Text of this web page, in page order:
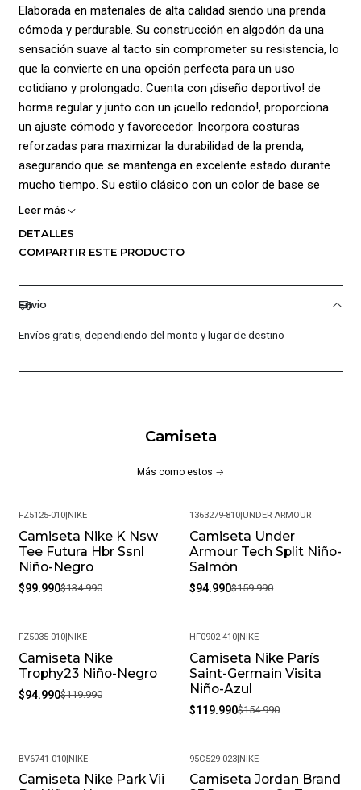
Elaborada en materiales de alta calidad siendo una prenda
cómoda y perdurable. Su construcción en algodón da una
sensación suave al tacto sin comprometer su resistencia, lo
que la convierte en una opción perfecta para un uso
cotidiano y prolongado. Cuenta con ¡diseño deportivo! de
horma regular y junto con un ¡cuello redondo!, proporciona
un ajuste cómodo y favorecedor. Incorpora costuras
reforzadas para maximizar la durabilidad de la prenda,
asegurando que se mantenga en excelente estado durante
mucho tiempo. Su estilo clásico con un color de base se
realza aún más con el logo y gráficos de la marca
Leer más
DETALLES
COMPARTIR ESTE PRODUCTO
Envio
Envíos gratis, dependiendo del monto y lugar de destino
Camiseta
Más como estos
-26%
FZ5125-010|NIKE
Camiseta Nike K Nsw
Tee Futura Hbr Ssnl
Niño-Negro
$99.990$134.990
-41%
1363279-810|UNDER ARMOUR
Camiseta Under
Armour Tech Split Niño-
Salmón
$94.990$159.990
-21%
FZ5035-010|NIKE
Camiseta Nike
Trophy23 Niño-Negro
$94.990$119.990
-23%
HF0902-410|NIKE
Camiseta Nike París
Saint-Germain Visita
Niño-Azul
$119.990$154.990
-24%
BV6741-010|NIKE
Camiseta Nike Park Vii
-25%
95C529-023|NIKE
Camiseta Jordan Brand